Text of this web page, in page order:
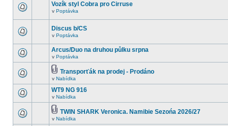
Vozík styl Cobra pro Cirruse
v Poptávka
Discus b/CS
v Poptávka
Arcus/Duo na druhou půlku srpna
v Poptávka
Transporťák na prodej - Prodáno
v Nabídka
WT9 NG 916
v Nabídka
TWIN SHARK Veronica. Namibie Sezońa 2026/27
v Nabídka